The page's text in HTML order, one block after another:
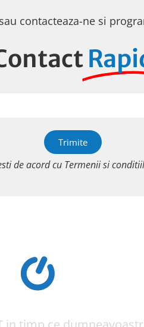
contacteaza-ne si
Trimite
de acord cu Termenii si